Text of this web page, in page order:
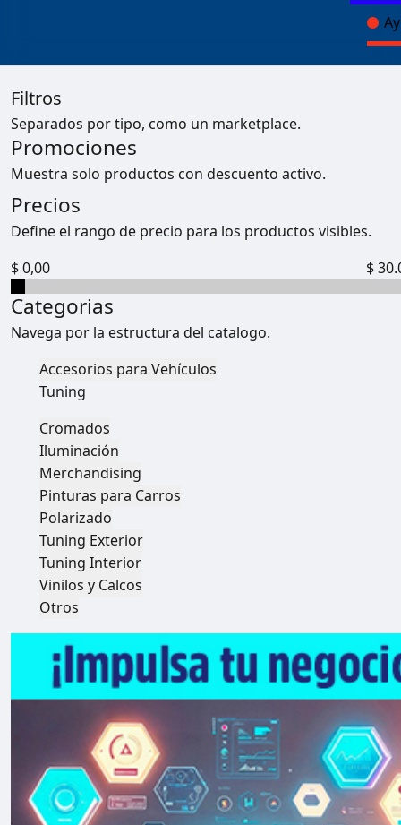
Filtros
Separados por tipo, como un marketplace.
Promociones
Muestra solo productos con descuento activo.
Precios
Define el rango de precio para los productos visibles.
$ 0,00
$
Categorias
Navega por la estructura del catalogo.
Accesorios para Vehículos
Tuning
Cromados
Iluminación
Merchandising
Pinturas para Carros
Polarizado
Tuning Exterior
Tuning Interior
Vinilos y Calcos
Otros